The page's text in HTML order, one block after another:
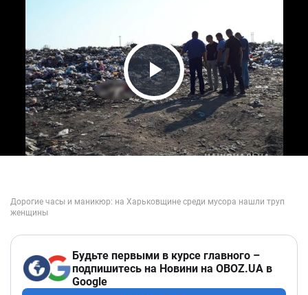
Play Video
Будьте первыми в курсе главного –
подпишитесь на Новини на OBOZ.UA в
Google